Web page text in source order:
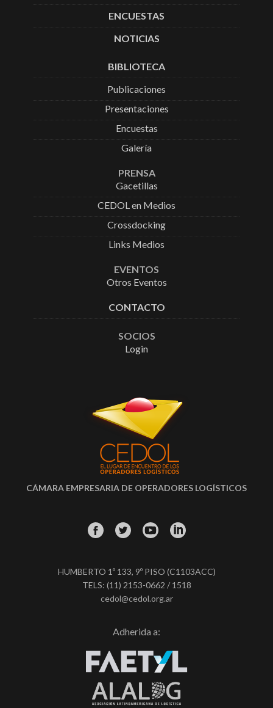
ENCUESTAS
NOTICIAS
BIBLIOTECA
Publicaciones
Presentaciones
Encuestas
Galería
PRENSA
Gacetillas
CEDOL en Medios
Crossdocking
Links Medios
EVENTOS
Otros Eventos
CONTACTO
SOCIOS
Login
CÁMARA EMPRESARIA DE OPERADORES LOGÍSTICOS
HUMBERTO 1º 133, 9º PISO (C1103ACC)
TELS: (11) 2153-0662 / 1518
cedol@cedol.org.ar
Adherida a: